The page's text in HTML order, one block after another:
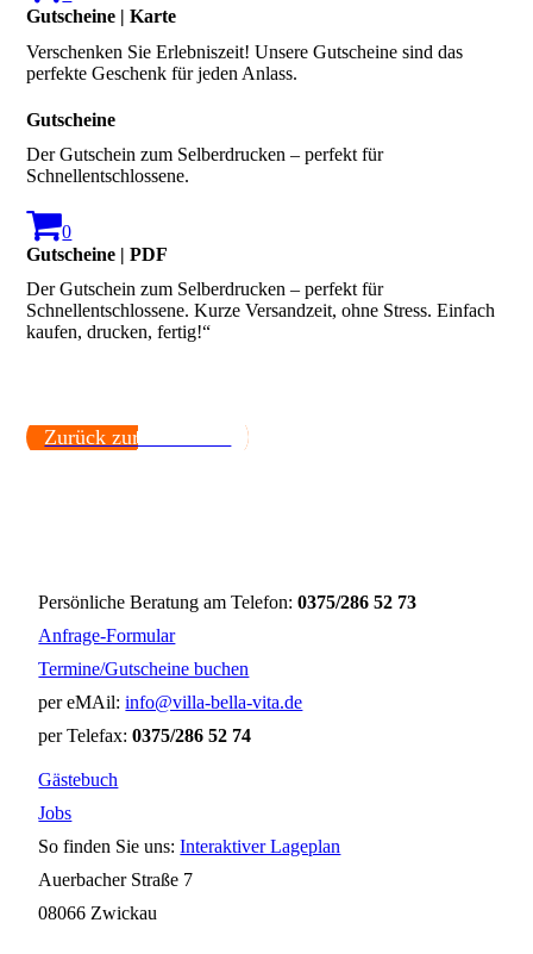
Gutscheine | Karte
Verschenken Sie Erlebniszeit! Unsere Gutscheine sind das
perfekte Geschenk für jeden Anlass.
Gutscheine
Der Gutschein zum Selberdrucken – perfekt für
Schnellentschlossene.
0
Gutscheine | PDF
Der Gutschein zum Selberdrucken – perfekt für
Schnellentschlossene. Kurze Versandzeit, ohne Stress. Einfach
kaufen, drucken, fertig!“
Zurück zur Startseite.
Persönliche Beratung am Telefon:0375/286 52 73
Anfrage-Formular
Termine/Gutscheine buchen
per eMAil:info@villa-bella-vita.de
per Telefax:0375/286 52 74
Gästebuch
Jobs
So finden Sie uns:Interaktiver Lageplan
Auerbacher Straße 7
08066 Zwickau